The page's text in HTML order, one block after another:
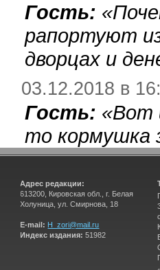
Гость: «
рапортуют
дворцах и
03.12.2018 в
Гость: «Вот
то кормушка
Адрес редакции:
613200, Кировская обл., г. Белая
Холуница, ул. Смирнова, 18
E-mail: H_zori@mail.ru
Индекс издания: 51982